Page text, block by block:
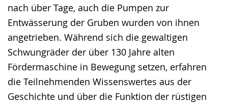
nach über Tage, auch die Pumpen zur
Entwässerung der Gruben wurden von ihnen
angetrieben. Während sich die gewaltigen
Schwungräder der über 130 Jahre alten
Fördermaschine in Bewegung setzen, erfahren
die Teilnehmenden Wissenswertes aus der
Geschichte und über die Funktion der rüstigen